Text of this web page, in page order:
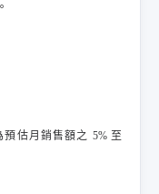
估月銷售額之 5% 至